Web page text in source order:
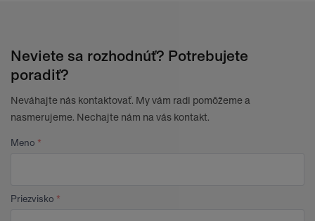
Neviete sa rozhodnúť? Potrebujete
poradiť?
Neváhajte nás kontaktovať. My vám radi pomôžeme a
nasmerujeme. Nechajte nám na vás kontakt.
Meno
Priezvisko